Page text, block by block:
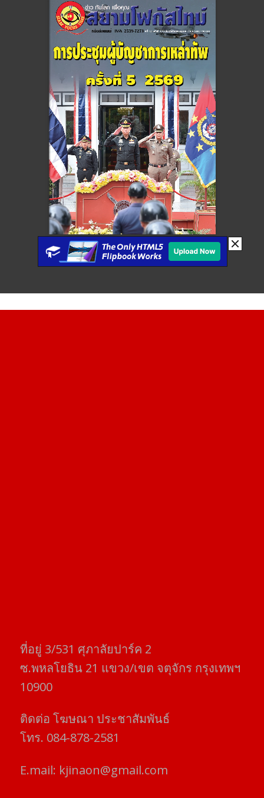
ที่อยู่​ 3/531​ ศุภาลัยปาร์ค​ 2
ซ.พหลโยธิน​ 21​ แขวง/เขต​ จตุจักร​ กรุงเทพฯ
10900
ติดต่อ​ โฆษณา​ ประชาสัมพันธ์
โทร​. 084-878-2581
E.mail: kjinaon@gmail.com